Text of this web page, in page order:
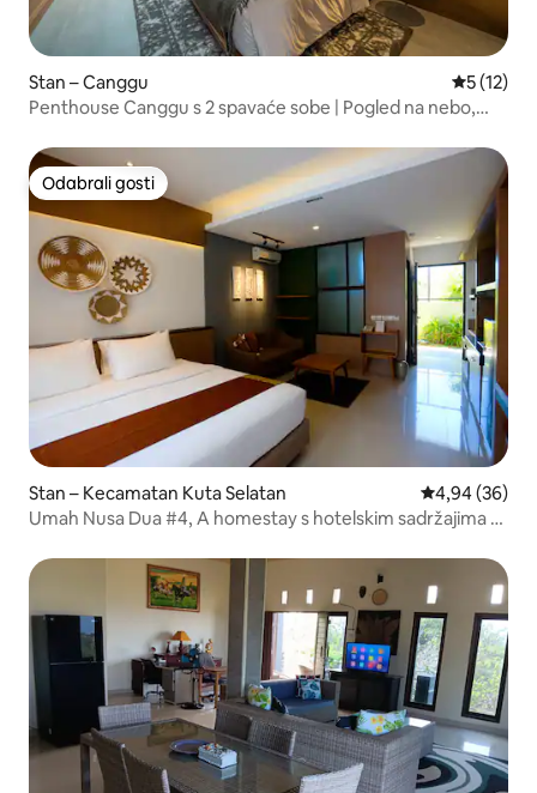
Stan – Canggu Prosječna
5 (12)
Penthouse Canggu s 2 spavaće sobe | Pogled na nebo,
Odabrali gosti
Odabrali gosti
Stan – Kecamatan Kuta Selatan Prosječna
4,94 (36)
Umah Nusa Dua #4, A homestay s hotelskim sadržajima s